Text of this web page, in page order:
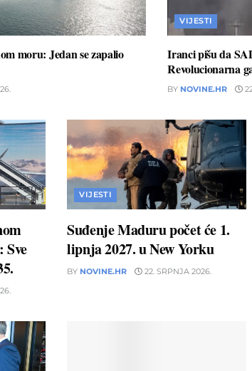
moru: Jedan se zapalio
VIJESTI
Iranci pišu da
Revolucionarna
BY NOVINE.HR
Sve
VIJESTI
Suđenje Maduru počet će 1.
lipnja 2027. u New Yorku
BY NOVINE.HR 22. SRPNJA 2026.